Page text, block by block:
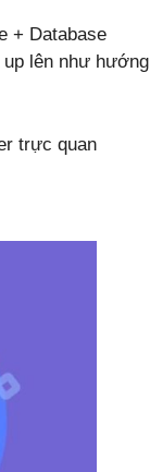
+ Database
lên như hướng
trực quan